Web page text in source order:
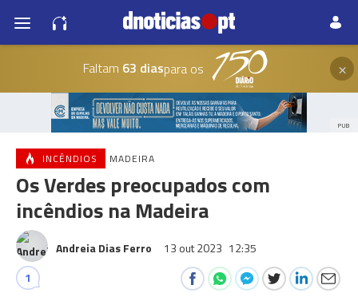
Faltam 63 diaspara os ×
PUB
INCÊNDIOS MADEIRA
Os Verdes preocupados com
incêndios na Madeira
Andreia Dias Ferro 13 out 2023 12:35
1